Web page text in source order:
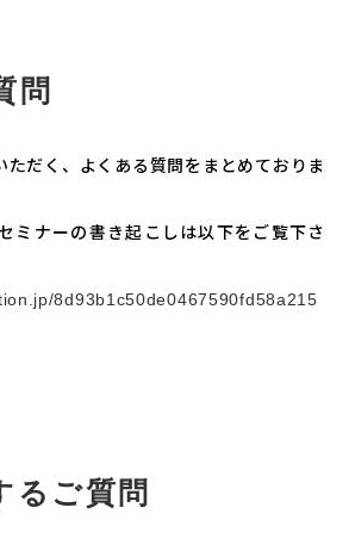
問
ただく、よくある質問をまとめておりま
ミナーの書き起こしは以下をご覧下さ
8d93b1c50de0467590fd58a215
るご質問